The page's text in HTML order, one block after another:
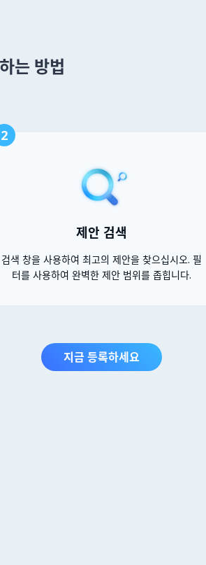
는 방법
2
제안 검색
검색 창을 사용하여 최고의 제안을 찾으십시오. 필
터를 사용하여 완벽한 제안 범위를 좁힙니다.
지금 등록하세요